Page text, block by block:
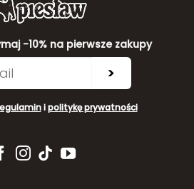
-10% na pierwsze zakupy
>
ipolitykę prywatności